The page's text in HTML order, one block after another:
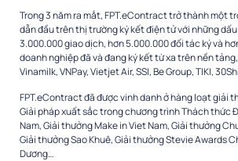
Trong 3 năm ra mắt, FPT.eContract trở thành một
dẫn đầu trên thị trường ký kết điện tử với những
3.000.000 giao dịch, hơn 5.000.000 đối tác ký và
doanh nghiệp đã và đang ký kết từ xa trên nền
Vinamilk, VNPay, Vietjet Air, SSI, Be Group, TIKI,
FPT.eContract đã được vinh danh ở hàng loạt giải
Giải pháp xuất sắc trong chương trình Thách thức
Nam, Giải thưởng Make in Viet Nam, Giải thưởng
Giải thưởng Sao Khuê, Giải thưởng Stevie Awards
Dương…